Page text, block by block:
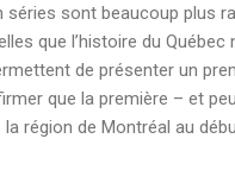
séries sont beaucoup plus
que l’histoire du Québec
de présenter un
que la première – et
région de Montréal au